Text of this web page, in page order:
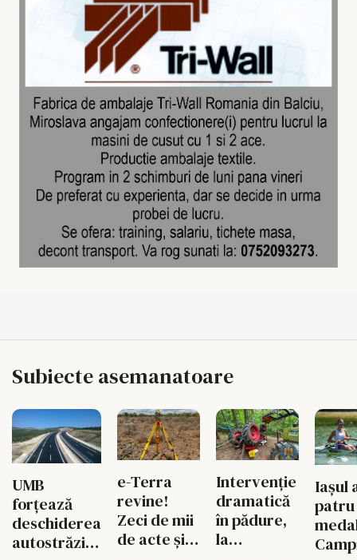
Subiecte asemanatoare
UMB
forțează
deschiderea
autostrăzii
e-Terra
revine!
Zeci de mii
de acte și
Intervenție
dramatică
în pădure,
la
Iaşul
patru